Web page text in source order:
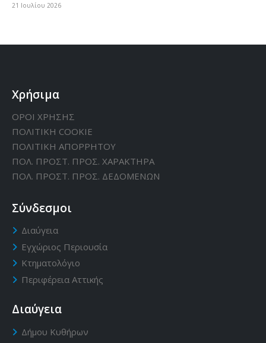
21 Ιουλίου 2026
Χρήσιμα
ΟΡΟΙ ΧΡΗΣΗΣ
ΠΟΛΙΤΙΚΗ CΟΟΚΙΕ
ΠΟΛΙΤΙΚΗ ΑΠΟΡΡΗΤΟΥ
ΠΟΛ. ΠΡΟΣΤ. ΠΡΟΣ. ΧΑΡΑΚΤΗΡΑ
ΠΟΛ. ΠΡΟΣΤ. ΠΡΟΣ. ΔΕΔΟΜΕΝΩΝ
Σύνδεσμοι
Διαύγεια
Εγχώριος Περιουσία
Κτηματολόγιο
Περιφέρεια Αττικής
Διαύγεια
Δήμου Κυθήρων